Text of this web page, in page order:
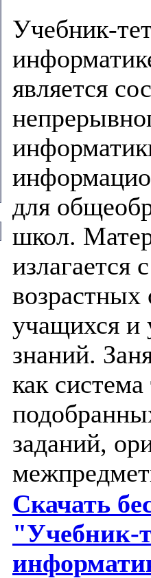
Учебник-
является
для
школ.
излагается
возрастных
учащихся и
знаний.
как
заданий,
Скачать
"Учебник-